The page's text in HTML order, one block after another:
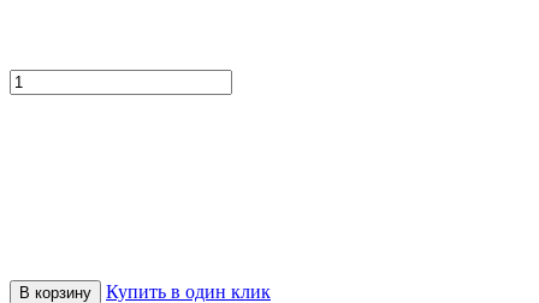
В корзину
Купить в один клик